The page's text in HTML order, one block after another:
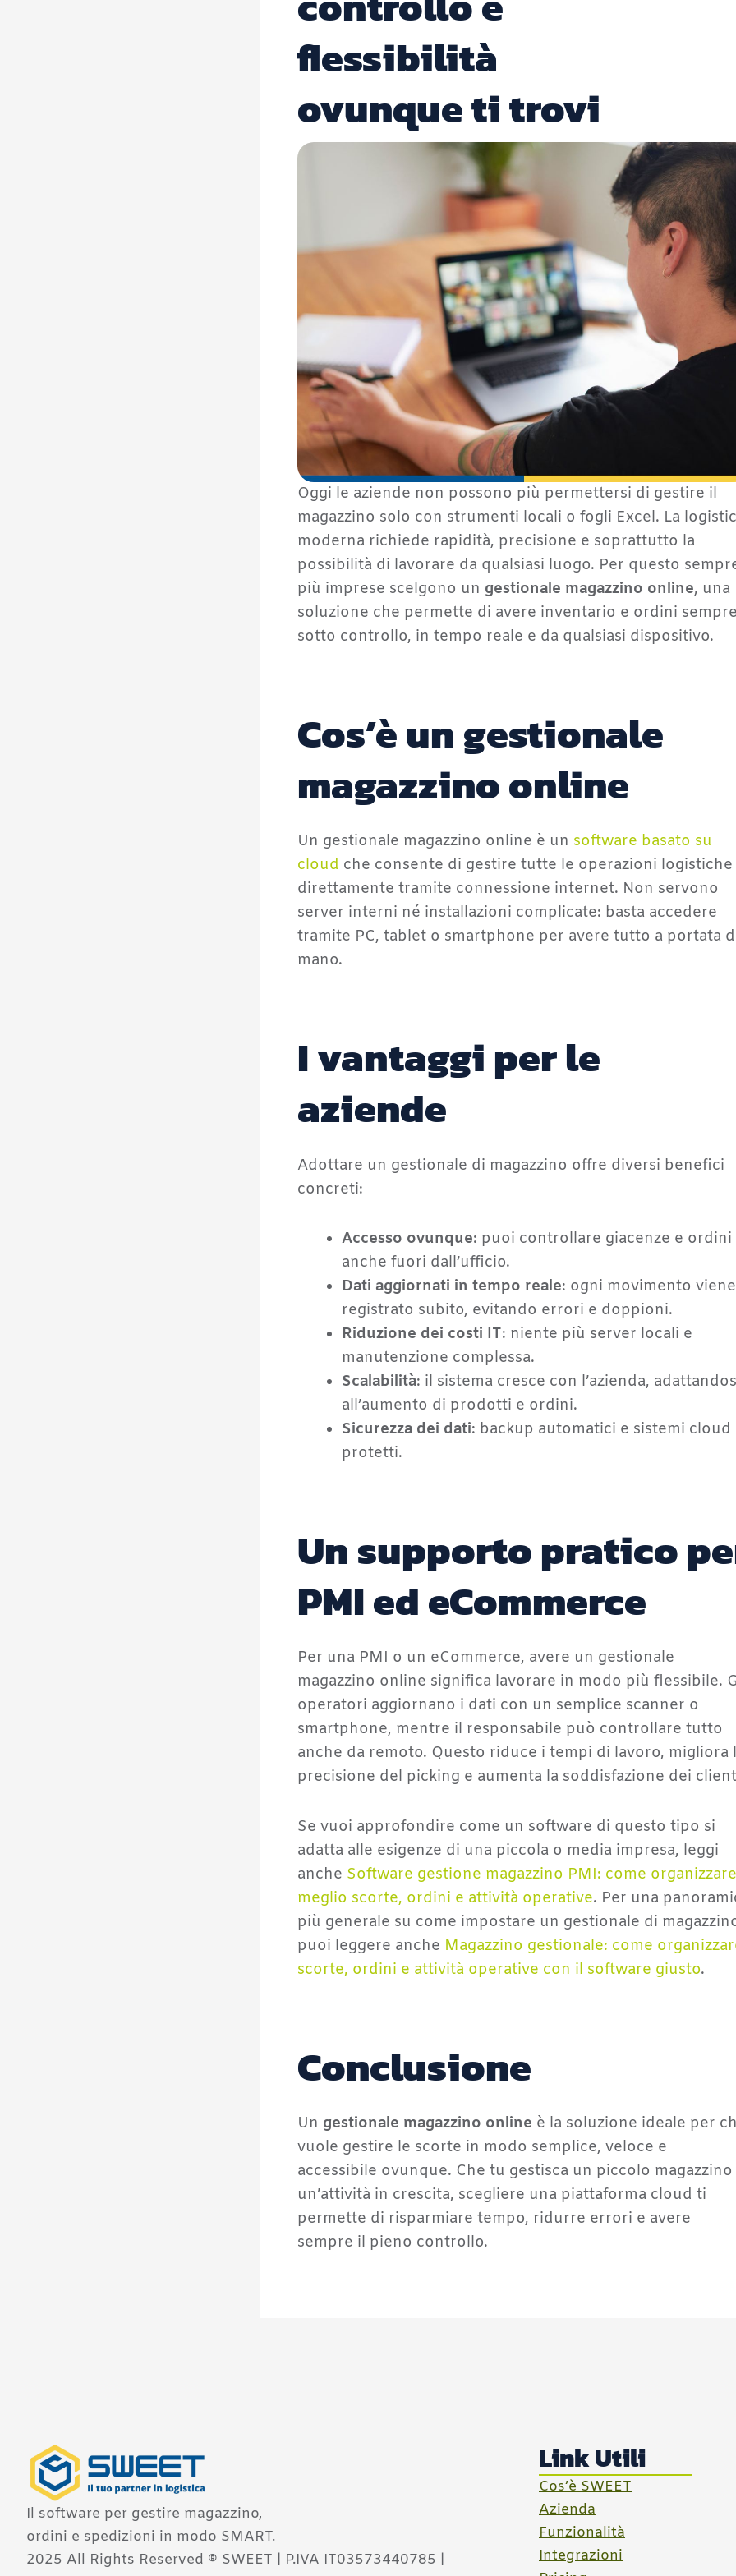
flessibilità
ovunque ti trovi
Oggi le aziende non possono più permettersi di gestire il
magazzino solo con strumenti locali o fogli Excel. La
moderna richiede rapidità, precisione e soprattutto la
possibilità di lavorare da qualsiasi luogo. Per questo
più imprese scelgono un gestionale magazzino online, una
soluzione che permette di avere inventario e ordini
sotto controllo, in tempo reale e da qualsiasi dispositivo.
Cos’è un gestionale
magazzino online
Un gestionale magazzino online è un software basato su
cloud che consente di gestire tutte le operazioni logistiche
direttamente tramite connessione internet. Non servono
server interni né installazioni complicate: basta accedere
tramite PC, tablet o smartphone per avere tutto a portata
mano.
I vantaggi per le
aziende
Adottare un gestionale di magazzino offre diversi benefici
concreti:
Accesso ovunque: puoi controllare giacenze e ordini
anche fuori dall’ufficio.
Dati aggiornati in tempo reale: ogni movimento viene
registrato subito, evitando errori e doppioni.
Riduzione dei costi IT: niente più server locali e
manutenzione complessa.
Scalabilità: il sistema cresce con l’azienda,
all’aumento di prodotti e ordini.
Sicurezza dei dati: backup automatici e sistemi cloud
protetti.
Un supporto pratico
PMI ed eCommerce
Per una PMI o un eCommerce, avere un gestionale
magazzino online significa lavorare in modo più flessibile.
operatori aggiornano i dati con un semplice scanner o
smartphone, mentre il responsabile può controllare tutto
anche da remoto. Questo riduce i tempi di lavoro, migliora
precisione del picking e aumenta la soddisfazione dei
Se vuoi approfondire come un software di questo tipo si
adatta alle esigenze di una piccola o media impresa, leggi
anche Software gestione magazzino PMI: come organizzare
meglio scorte, ordini e attività operative. Per una
più generale su come impostare un gestionale di
puoi leggere anche Magazzino gestionale: come
scorte, ordini e attività operative con il software giusto.
Conclusione
Un gestionale magazzino online è la soluzione ideale per
vuole gestire le scorte in modo semplice, veloce e
accessibile ovunque. Che tu gestisca un piccolo
un’attività in crescita, scegliere una piattaforma cloud ti
permette di risparmiare tempo, ridurre errori e avere
sempre il pieno controllo.
Il software per gestire magazzino,
ordini e spedizioni in modo SMART.
2025 All Rights Reserved ® SWEET | P.IVA IT03573440785 |
Link Utili
Cos’è SWEET
Azienda
Funzionalità
Integrazioni